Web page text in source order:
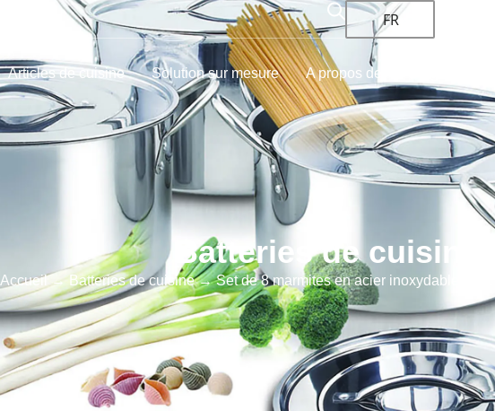
FR
Articles de cuisine Solution sur mesure A propos de
Batteries de cuisine
Accueil→ Batteries de cuisine→ Set de 8 marmites en acier inoxydable